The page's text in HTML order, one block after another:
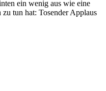
ein wenig aus wie eine
tun hat: Tosender Applaus